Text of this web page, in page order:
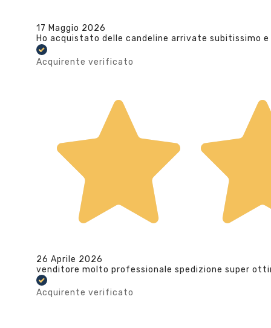
17 Maggio 2026
Ho acquistato delle candeline arrivate subitissimo
Acquirente verificato
26 Aprile 2026
venditore molto professionale spedizione super
Acquirente verificato